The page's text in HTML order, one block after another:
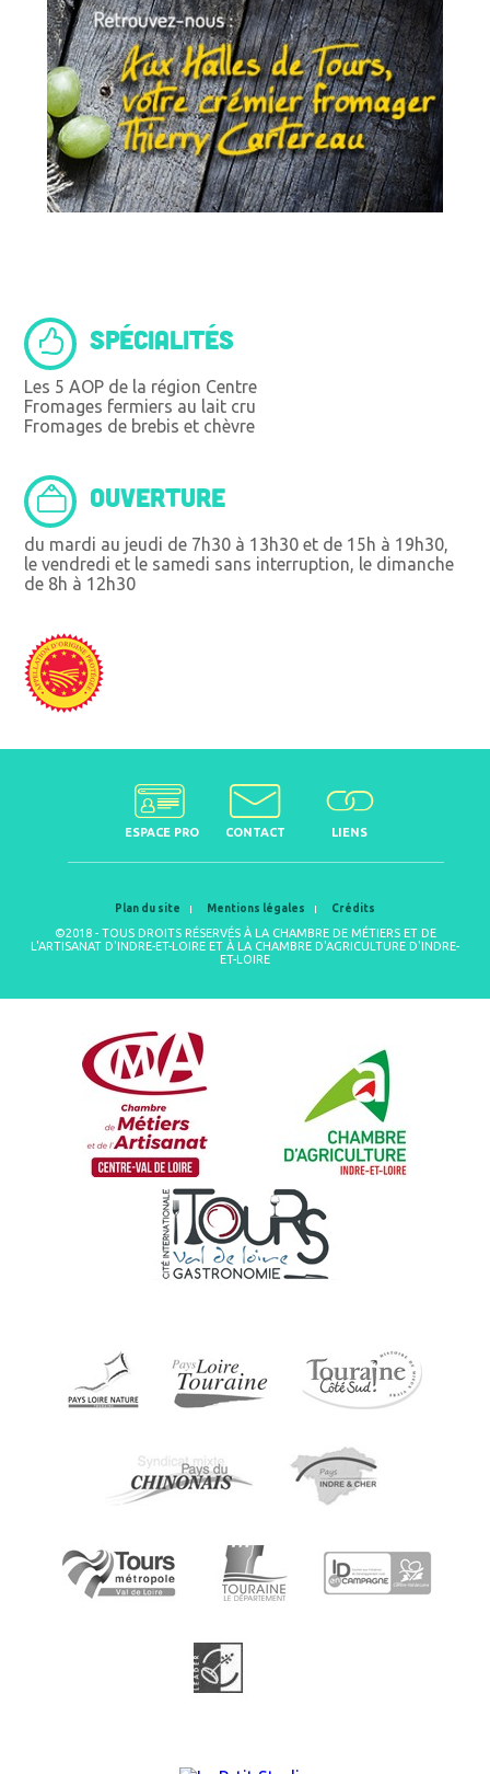
SPÉCIALITÉS
Les 5 AOP de la région Centre
Fromages fermiers au lait cru
Fromages de brebis et chèvre
OUVERTURE
du mardi au jeudi de 7h30 à 13h30 et de 15h à 19h30,
le vendredi et le samedi sans interruption, le dimanche
de 8h à 12h30
ESPACE PRO CONTACT LIENS
Plan du site Mentions légales Crédits
©2018 - TOUS DROITS RÉSERVÉS À LA CHAMBRE DE MÉTIERS ET DE
L'ARTISANAT D'INDRE-ET-LOIRE ET À LA CHAMBRE D'AGRICULTURE D'INDRE-
ET-LOIRE